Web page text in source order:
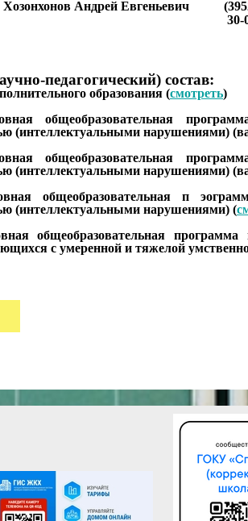
Хозонхонов Андрей Евгеньевич
30-
педагогический) состав:
образования (смотреть)
общеобразовательная
(интеллектуальными нарушениями)
общеобразовательная
(интеллектуальными нарушениями)
общеобразовательная п
(интеллектуальными нарушениями) (
общеобразовательная
с умеренной и тяжелой